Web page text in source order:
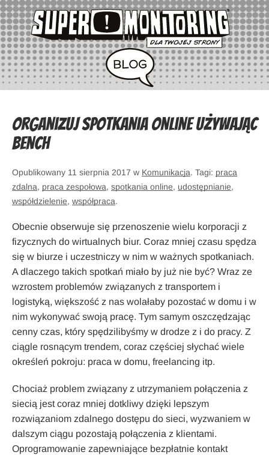
Organizuj spotkania online używając
Bench
Opublikowany 11 sierpnia 2017 w Komunikacja. Tagi: praca
zdalna, praca zespołowa, spotkania online, udostępnianie,
współdzielenie, współpraca.
Obecnie obserwuje się przenoszenie wielu korporacji z
fizycznych do wirtualnych biur. Coraz mniej czasu spędza
się w biurze i uczestniczy w nim w ważnych spotkaniach.
A dlaczego takich spotkań miało by już nie być? Wraz ze
wzrostem problemów związanych z transportem i
logistyką, większość z nas wolałaby pozostać w domu i w
nim wykonywać swoją pracę. Tym samym oszczędzając
cenny czas, który spędzilibyśmy w drodze z i do pracy. Z
ciągle rosnącym trendem, coraz częściej słychać wiele
określeń pokroju: praca w domu, freelancing itp.
Chociaż problem związany z utrzymaniem połączenia z
siecią jest coraz mniej dotkliwy dzięki lepszym
rozwiązaniom zdalnego dostępu do sieci, wyzwaniem w
dalszym ciągu pozostają połączenia z klientami.
Oprogramowanie zapewniające bezpłatnie kontakt